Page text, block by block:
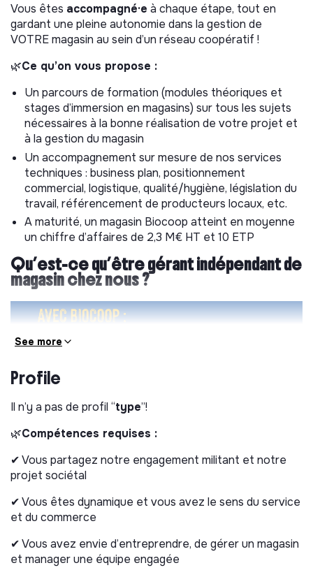
Vous êtes accompagné·e à chaque étape, tout en
gardant une pleine autonomie dans la gestion de
VOTRE magasin au sein d’un réseau coopératif !
🌿Ce qu’on vous propose :
Un parcours de formation (modules théoriques et
stages d’immersion en magasins) sur tous les sujets
nécessaires à la bonne réalisation de votre projet et
à la gestion du magasin
Un accompagnement sur mesure de nos services
techniques : business plan, positionnement
commercial, logistique, qualité/hygiène, législation du
travail, référencement de producteurs locaux, etc.
A maturité, un magasin Biocoop atteint en moyenne
un chiffre d’affaires de 2,3 M€ HT et 10 ETP
Qu’est-ce qu’être gérant indépendant de
magasin chez nous ?
Processus de candidatures
Nous vous offrons l’opportunité unique de créer ou
reprendre un commerce qui vous ressemble. La
moyenne de fonds propres nécessaires se situe entre
80 K€ et 120 K€ mais peut être revu en fonction du
projet et de sa localisation.
01 – NOUS PRENONS CONTACT
Renseignez le formulaire ci-dessous est la première
See more
Profile
Il n’y a pas de profil “type”!
🌿Compétences requises :
✔ Vous partagez notre engagement militant et notre
projet sociétal
✔ Vous êtes dynamique et vous avez le sens du service
et du commerce
✔ Vous avez envie d’entreprendre, de gérer un magasin
et manager une équipe engagée